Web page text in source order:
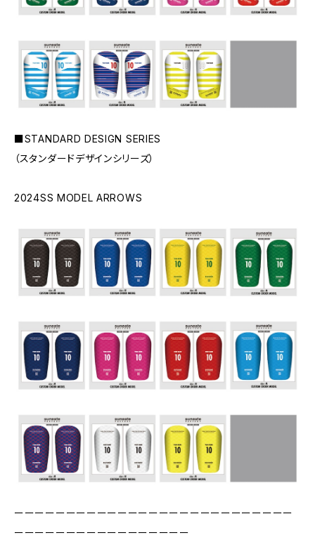
■STANDARD DESIGN SERIES
（スタンダードデザインシリーズ）
2024SS MODEL ARROWS
ーーーーーーーーーーーーーーーーーーーーーーーーーーー
ーーーーーーーーーーーーーーーーー